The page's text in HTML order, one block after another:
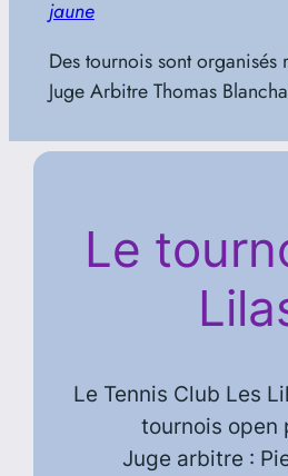
jaune
Des tournois sont organisés
Juge Arbitre Thomas
Le
Le Tennis Club Les
tournois open
Juge arbitre :